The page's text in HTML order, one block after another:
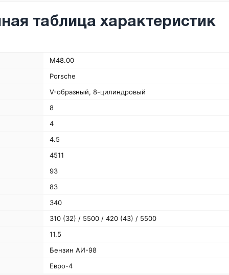
таблица характеристик
M48.00
Porsche
V-образный, 8-цилиндровый
8
4
4.5
4511
93
83
340
310 (32) / 5500 / 420 (43) / 5500
11.5
Бензин АИ-98
Евро-4